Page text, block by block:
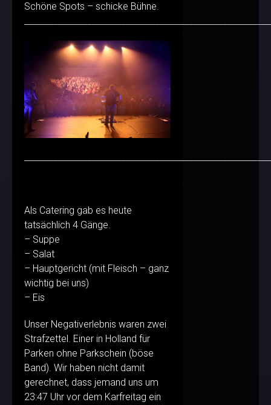
Schöne Spots – schicke Bühne.
Als Catering gab es heute
tatsächlich 4 Gänge.
– Suppe
– Salat
– Hauptgericht (mit Fleisch – ganz
wichtig bei uns)
– Eis
Unser Negativerlebnis waren zwei
Strafzettel. Einer in Holland für
Parken ohne Parkschein (böse
Band). Wir haben nicht damit
gerechnet, dass jemand uns um
23:47 Uhr vor dem Karfreitag ein